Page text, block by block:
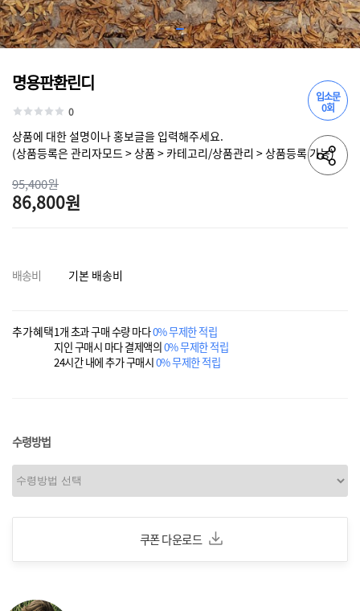
입소문
0회
명용판환린디
0
상품에 대한 설명이나 홍보글을 입력해주세요.
(상품등록은 관리자모드 > 상품 > 카테고리/상품관리 > 상품등록 가능)
95,400원
86,800원
배송비 기본 배송비
추가혜택1개 초과 구매 수량 마다0% 무제한 적립
지인 구매시 마다 결제액의0% 무제한 적립
24시간 내에 추가 구매시0% 무제한 적립
수령방법
쿠폰 다운로드